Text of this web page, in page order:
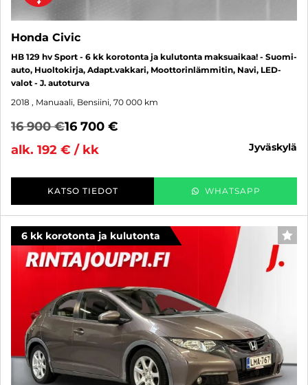
Honda Civic
HB 129 hv Sport - 6 kk korotonta ja kulutonta maksuaikaa! - Suomi-
auto, Huoltokirja, Adapt.vakkari, Moottorinlämmitin, Navi, LED-
valot - J. autoturva
2018 , Manuaali, Bensiini, 70 000 km
16 900 €16 700 €
alk. 192 € / kk
jyväskylä
KATSO TIEDOT WHATSAPP
6 kk korotonta ja kulutonta